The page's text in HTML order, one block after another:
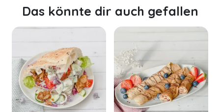
Das könnte dir auch gefallen